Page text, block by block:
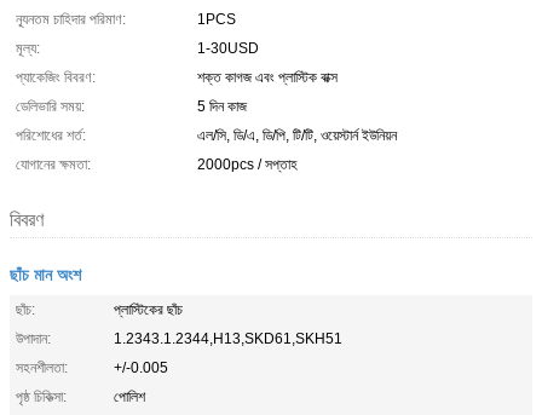
ন্যূনতম চাহিদার পরিমাণ:
1PCS
মূল্য:
1-30USD
প্যাকেজিং বিবরণ:
শক্ত কাগজ এবং প্লাস্টিক বাক্স
ডেলিভারি সময়:
5 দিন কাজ
পরিশোধের শর্ত:
এল/সি, ডি/এ, ডি/পি, টি/টি, ওয়েস্টার্ন ইউনিয়ন
যোগানের ক্ষমতা:
2000pcs / সপ্তাহ
বিবরণ
ছাঁচ মান অংশ
ছাঁচ:
প্লাস্টিকের ছাঁচ
উপাদান:
1.2343.1.2344,H13,SKD61,SKH51
সহনশীলতা:
+/-0.005
পৃষ্ঠ চিকিত্সা:
পোলিশ